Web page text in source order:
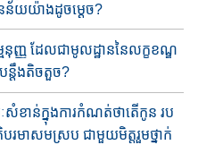
ន័យយ៉ាងដូចម្ដេច?
ម្មនុញ្ញ ​​​​ដែលជាមូលដ្ឋាន​នៃ​លក្ខខណ្ឌ​​​
បន្តឹង​​តិចតួច​​?
ៈសំខាន់ក្នុងការកំណត់ថាតើកូន រប​
រមា​សមស្រប ជាមួយ​មិត្ត​រួម​​ថ្នាក់​